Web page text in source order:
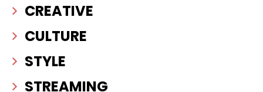
CREATIVE
CULTURE
STYLE
STREAMING